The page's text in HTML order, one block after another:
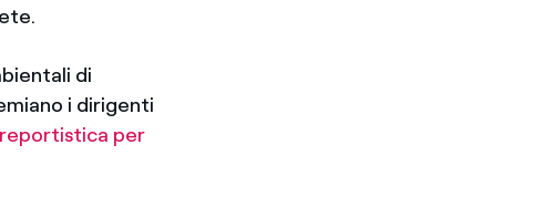
di
i dirigenti
reportistica per